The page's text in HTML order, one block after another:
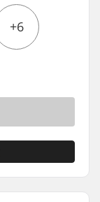
+6